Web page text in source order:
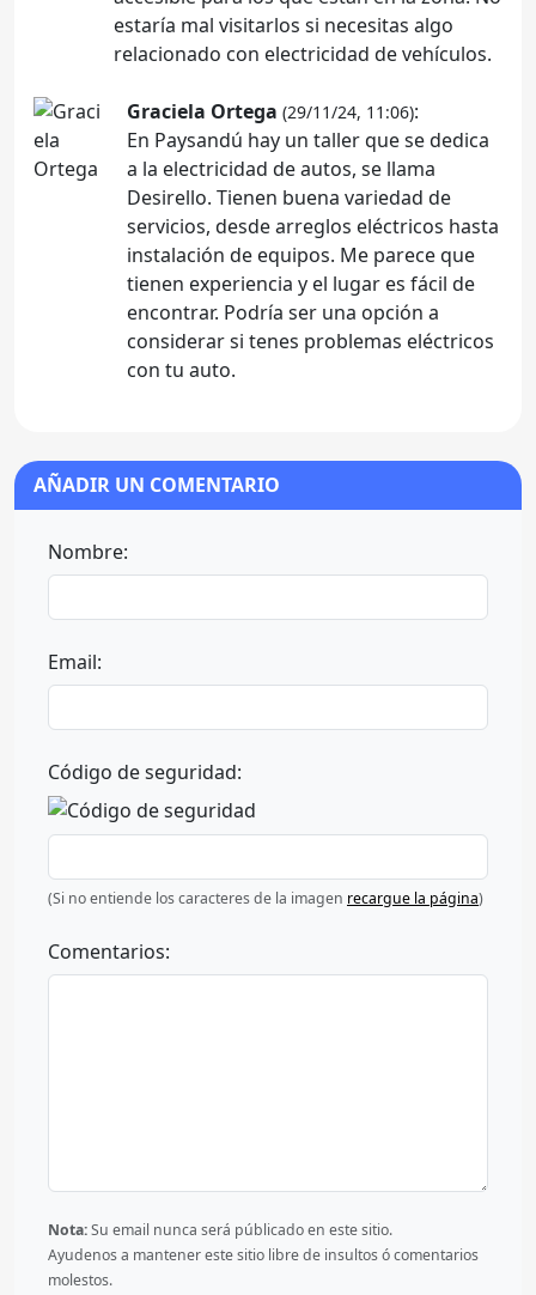
estaría mal visitarlos si necesitas algo
relacionado con electricidad de vehículos.
Graciela Ortega (29/11/24, 11:06):
En Paysandú hay un taller que se dedica
a la electricidad de autos, se llama
Desirello. Tienen buena variedad de
servicios, desde arreglos eléctricos hasta
instalación de equipos. Me parece que
tienen experiencia y el lugar es fácil de
encontrar. Podría ser una opción a
considerar si tenes problemas eléctricos
con tu auto.
AÑADIR UN COMENTARIO
Nombre:
Email:
Código de seguridad:
(Si no entiende los caracteres de la imagen recargue la página)
Comentarios:
Nota:Su email nunca será públicado en este sitio.
Ayudenos a mantener este sitio libre de insultos ó comentarios
molestos.